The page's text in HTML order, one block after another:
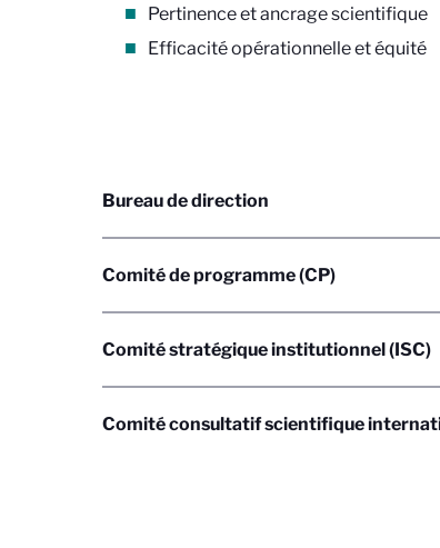
Pertinence et ancrage scientifique
Efficacité opérationnelle et équité
Bureau de direction
Comité de programme (CP)
Comité stratégique institutionnel (ISC)
Comité consultatif scientifique